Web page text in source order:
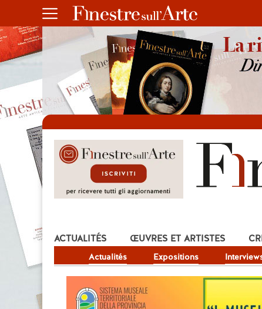
ACTUALITÉS
Actualités Expositions
ŒUVRES ET ARTISTES